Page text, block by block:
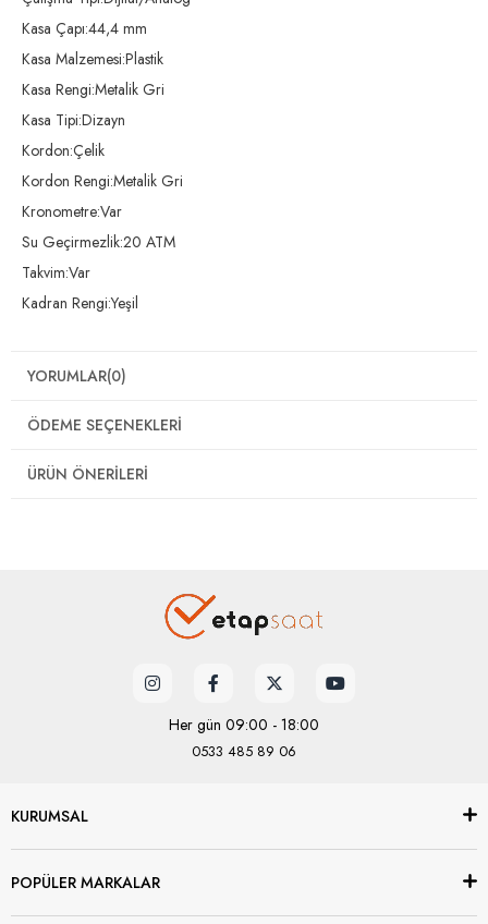
Kasa Çapı:44,4 mm
Kasa Malzemesi:Plastik
Kasa Rengi:Metalik Gri
Kasa Tipi:Dizayn
Kordon:Çelik
Kordon Rengi:Metalik Gri
Kronometre:Var
Su Geçirmezlik:20 ATM
Takvim:Var
Kadran Rengi:Yeşil
YORUMLAR(0)
ÖDEME SEÇENEKLERI
ÜRÜN ÖNERILERI
Her gün 09:00 - 18:00
0533 485 89 06
KURUMSAL
POPÜLER MARKALAR